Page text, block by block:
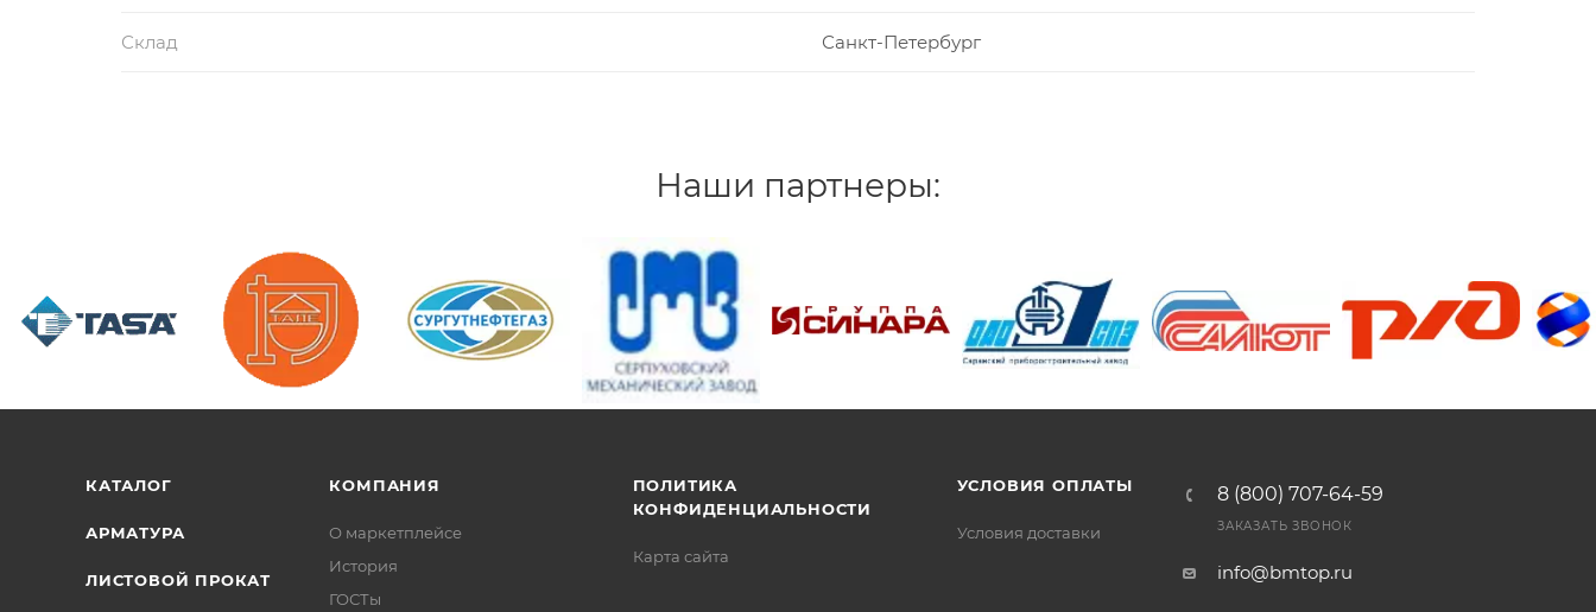
Склад Санкт-Петербург
Наши партнеры:
КАТАЛОГ
АРМАТУРА
ЛИСТОВОЙ ПРОКАТ
КОМПАНИЯ
О маркетплейсе
История
ГОСТы
ПОЛИТИКА
КОНФИДЕНЦИАЛЬНОСТИ
Карта сайта
УСЛОВИЯ ОПЛАТЫ
Условия доставки
8 (800) 707-64-59
ЗАКАЗАТЬ ЗВОНОК
info@bmtop.ru